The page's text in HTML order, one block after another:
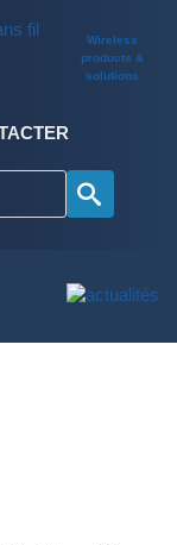
Wireless
products &
solutions